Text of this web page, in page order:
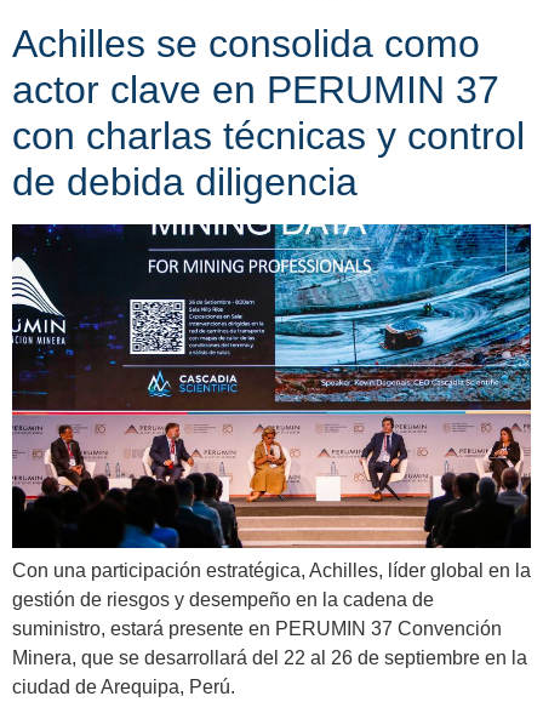
Achilles se consolida como
actor clave en PERUMIN 37
con charlas técnicas y control
de debida diligencia
Con una participación estratégica, Achilles, líder global en la
gestión de riesgos y desempeño en la cadena de
suministro, estará presente en PERUMIN 37 Convención
Minera, que se desarrollará del 22 al 26 de septiembre en la
ciudad de Arequipa, Perú.